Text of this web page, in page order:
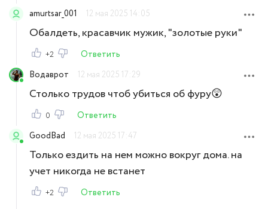
amurtsar_001
12 мая 2025 14:05
Обалдеть, красавчик мужик, "золотые руки"
+2
Ответить
Водаврот
12 мая 2025 17:29
Столько трудов чтоб убиться об фуру😲
0
Ответить
GoodBad
12 мая 2025 17:47
Только ездить на нем можно вокруг дома. на
учет никогда не встанет
+2 Ответить